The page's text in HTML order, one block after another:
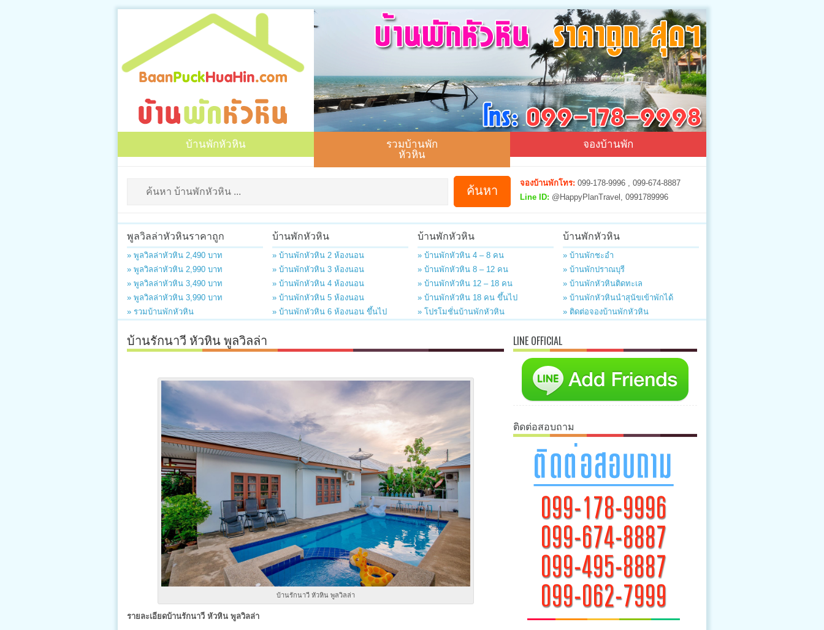
บ้านพักหัวหิน รวมบ้านพัก
หัวหิน
จองบ้านพัก
จองบ้านพักโทร: 099-178-9996 , 099-674-8887
Line ID: @HappyPlanTravel, 0991789996
พูลวิลล่าหัวหินราคาถูก
» พูลวิลล่าหัวหิน 2,490 บาท
» พูลวิลล่าหัวหิน 2,990 บาท
» พูลวิลล่าหัวหิน 3,490 บาท
» พูลวิลล่าหัวหิน 3,990 บาท
» รวมบ้านพักหัวหิน
บ้านพักหัวหิน
» บ้านพักหัวหิน 2 ห้องนอน
» บ้านพักหัวหิน 3 ห้องนอน
» บ้านพักหัวหิน 4 ห้องนอน
» บ้านพักหัวหิน 5 ห้องนอน
» บ้านพักหัวหิน 6 ห้องนอน ขึ้นไป
บ้านพักหัวหิน
» บ้านพักหัวหิน 4 – 8 คน
» บ้านพักหัวหิน 8 – 12 คน
» บ้านพักหัวหิน 12 – 18 คน
» บ้านพักหัวหิน 18 คน ขึ้นไป
» โปรโมชั่นบ้านพักหัวหิน
บ้านพักหัวหิน
» บ้านพักชะอำ
» บ้านพักปราณบุรี
» บ้านพักหัวหินติดทะเล
» บ้านพักหัวหินนำสุนัขเข้าพักได้
» ติดต่อจองบ้านพักหัวหิน
บ้านรักนาวี หัวหิน พูลวิลล่า
บ้านรักนาวี หัวหิน พูลวิลล่า
รายละเอียดบ้านรักนาวี หัวหิน พูลวิลล่า
LINE OFFICIAL
ติดต่อสอบถาม